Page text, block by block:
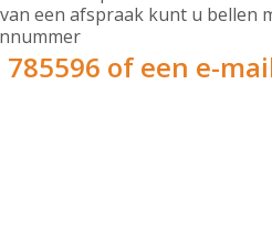
een afspraak kunt u bellen
785596 of een e-